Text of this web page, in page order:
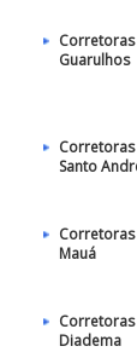
Corretoras
Guarulhos
Corretoras
Santo
Corretoras
Mauá
Corretoras
Diadema